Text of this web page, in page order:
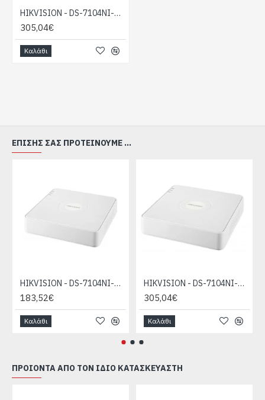
Δέχεται 1 σκληρό δίσκο έως 10TB
Συμπίεση H.265+/H.265/H.264+/H.264
Audio in/out : 1/1 RCA
HIKVISION - DS-7104NI-Q1/4P(D)
305,04€
Καλάθι
ΕΠΊΣΗΣ ΣΑΣ ΠΡΟΤΕΊΝΟΥΜΕ ...
HIKVISION - DS-7104NI-Q1(D)
183,52€
Καλάθι
HIKVISION - DS-7104NI-Q1/4P(D)
305,04€
Καλάθι
ΠΡΟΙΌΝΤΑ ΑΠΌ ΤΟΝ ΊΔΙΟ ΚΑΤΑΣΚΕΥΑΣΤΉ